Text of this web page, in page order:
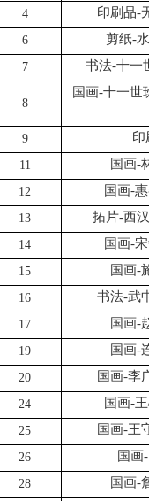
4 印刷品-
6 剪纸-
7 书法-十一
8
国画-十一世
9 印
11 国画-
12 国画-
13 拓片-西
14 国画-
15 国画-
16 书法-武
17 国画-
19 国画-
20 国画-李
24 国画-
25 国画-王
26 国画
28 国画-